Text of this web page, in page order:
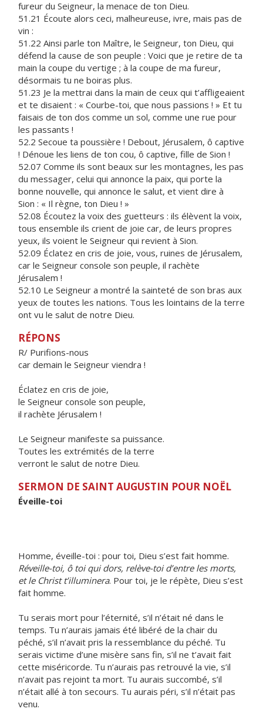
fureur du Seigneur, la menace de ton Dieu.
51.21 Écoute alors ceci, malheureuse, ivre, mais pas de
vin :
51.22 Ainsi parle ton Maître, le Seigneur, ton Dieu, qui
défend la cause de son peuple : Voici que je retire de ta
main la coupe du vertige ; à la coupe de ma fureur,
désormais tu ne boiras plus.
51.23 Je la mettrai dans la main de ceux qui t’affligeaient
et te disaient : « Courbe-toi, que nous passions ! » Et tu
faisais de ton dos comme un sol, comme une rue pour
les passants !
52.2 Secoue ta poussière ! Debout, Jérusalem, ô captive
! Dénoue les liens de ton cou, ô captive, fille de Sion !
52.07 Comme ils sont beaux sur les montagnes, les pas
du messager, celui qui annonce la paix, qui porte la
bonne nouvelle, qui annonce le salut, et vient dire à
Sion : « Il règne, ton Dieu ! »
52.08 Écoutez la voix des guetteurs : ils élèvent la voix,
tous ensemble ils crient de joie car, de leurs propres
yeux, ils voient le Seigneur qui revient à Sion.
52.09 Éclatez en cris de joie, vous, ruines de Jérusalem,
car le Seigneur console son peuple, il rachète
Jérusalem !
52.10 Le Seigneur a montré la sainteté de son bras aux
yeux de toutes les nations. Tous les lointains de la terre
ont vu le salut de notre Dieu.
RÉPONS
R/ Purifions-nous
car demain le Seigneur viendra !
Éclatez en cris de joie,
le Seigneur console son peuple,
il rachète Jérusalem !
Le Seigneur manifeste sa puissance.
Toutes les extrémités de la terre
verront le salut de notre Dieu.
SERMON DE SAINT AUGUSTIN POUR NOËL
Éveille-toi
Homme, éveille-toi : pour toi, Dieu s’est fait homme.
Réveille-toi, ô toi qui dors, relève-toi d’entre les morts,
et le Christ t’illuminera. Pour toi, je le répète, Dieu s’est
fait homme.
Tu serais mort pour l’éternité, s’il n’était né dans le
temps. Tu n’aurais jamais été libéré de la chair du
péché, s’il n’avait pris la ressemblance du péché. Tu
serais victime d’une misère sans fin, s’il ne t’avait fait
cette miséricorde. Tu n’aurais pas retrouvé la vie, s’il
n’avait pas rejoint ta mort. Tu aurais succombé, s’il
n’était allé à ton secours. Tu aurais péri, s’il n’était pas
venu.